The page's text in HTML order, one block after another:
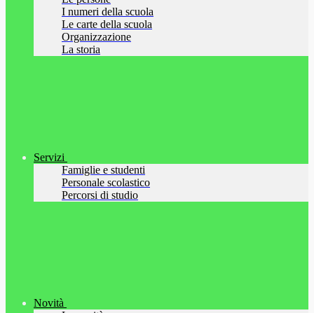
I numeri della scuola
Le carte della scuola
Organizzazione
La storia
Servizi
Famiglie e studenti
Personale scolastico
Percorsi di studio
Novità